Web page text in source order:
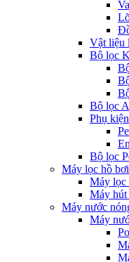
Vật liệu
Bộ lọc
Bộ lọc
Phụ
Bộ lọc
Máy lọc hồ bơi
Máy lọc
Máy hút
Máy nước
Máy